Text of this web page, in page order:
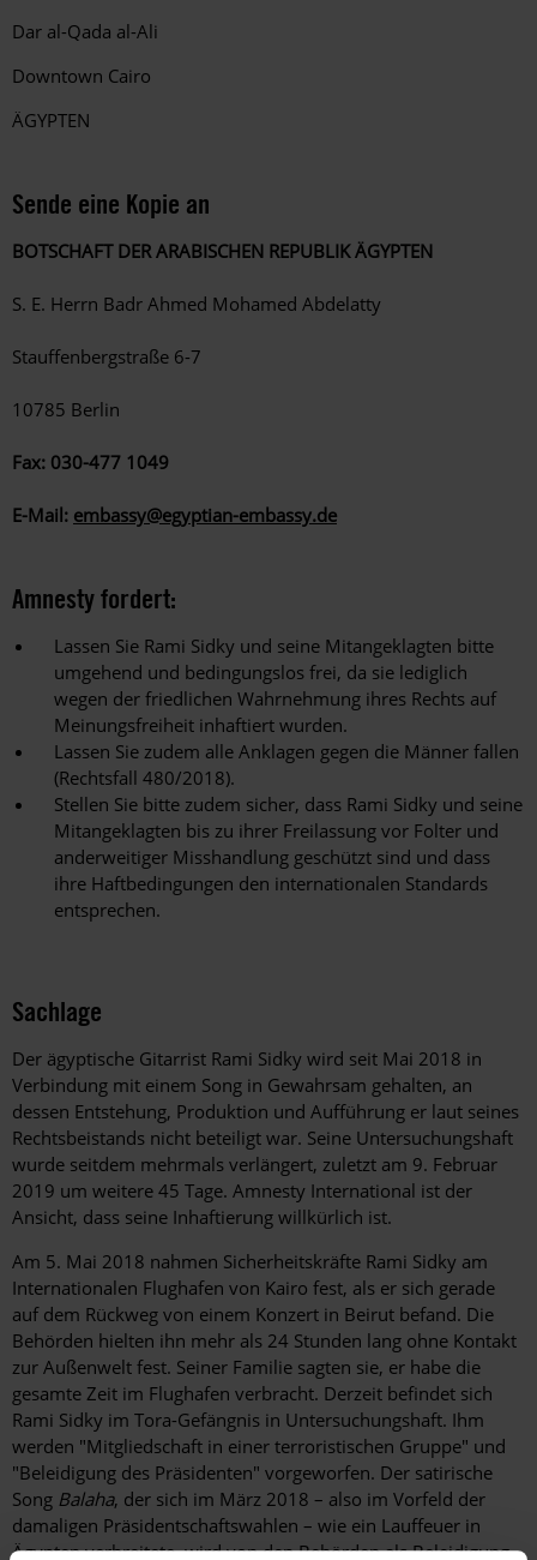
Dar al-Qada al-Ali
Downtown Cairo
ÄGYPTEN
Sende eine Kopie an
BOTSCHAFT DER ARABISCHEN REPUBLIK ÄGYPTEN
S. E. Herrn Badr Ahmed Mohamed Abdelatty
Stauffenbergstraße 6-7
10785 Berlin
Fax: 030-477 1049
E-Mail: embassy@egyptian-embassy.de
Amnesty fordert:
Lassen Sie Rami Sidky und seine Mitangeklagten bitte
umgehend und bedingungslos frei, da sie lediglich
wegen der friedlichen Wahrnehmung ihres Rechts auf
Meinungsfreiheit inhaftiert wurden.
Lassen Sie zudem alle Anklagen gegen die Männer fallen
(Rechtsfall 480/2018).
Stellen Sie bitte zudem sicher, dass Rami Sidky und seine
Mitangeklagten bis zu ihrer Freilassung vor Folter und
anderweitiger Misshandlung geschützt sind und dass
ihre Haftbedingungen den internationalen Standards
entsprechen.
Sachlage
Der ägyptische Gitarrist Rami Sidky wird seit Mai 2018 in
Verbindung mit einem Song in Gewahrsam gehalten, an
dessen Entstehung, Produktion und Aufführung er laut seines
Rechtsbeistands nicht beteiligt war. Seine Untersuchungshaft
wurde seitdem mehrmals verlängert, zuletzt am 9. Februar
2019 um weitere 45 Tage. Amnesty International ist der
Ansicht, dass seine Inhaftierung willkürlich ist.
Am 5. Mai 2018 nahmen Sicherheitskräfte Rami Sidky am
Internationalen Flughafen von Kairo fest, als er sich gerade
auf dem Rückweg von einem Konzert in Beirut befand. Die
Behörden hielten ihn mehr als 24 Stunden lang ohne Kontakt
zur Außenwelt fest. Seiner Familie sagten sie, er habe die
gesamte Zeit im Flughafen verbracht. Derzeit befindet sich
Rami Sidky im Tora-Gefängnis in Untersuchungshaft. Ihm
werden "Mitgliedschaft in einer terroristischen Gruppe" und
"Beleidigung des Präsidenten" vorgeworfen. Der satirische
Song Balaha, der sich im März 2018 – also im Vorfeld der
damaligen Präsidentschaftswahlen – wie ein Lauffeuer in
Ägypten verbreitete, wird von den Behörden als Beleidigung